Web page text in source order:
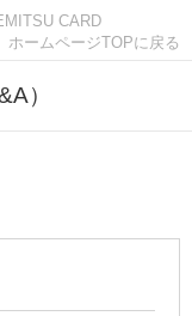
ホームページTOPに戻る
）